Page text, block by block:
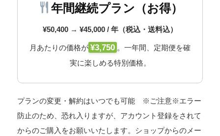
年間継続プラン（お得）
¥50,400 → ¥45,000 / 年（税込・送料込）
月あたりの価格が ¥3,750 。一年間、定期便を確
実に楽しめる特別価格。
プランの変更・解約はいつでも可能 ※ご注意※エラー
防止のため、恐れ入りますが、アカウント登録をされて
からのご購入をお願いいたします。ショップからのメー